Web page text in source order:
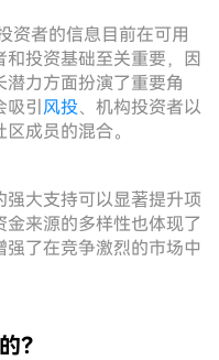
资者的信息目前在可用
投资基础至关重要，因
力方面扮演了重要角
引 风投、机构投资者以
成员的混合。
强大支持可以显著提升项
金来源的多样性也体现了
了在竞争激烈的市场中
？